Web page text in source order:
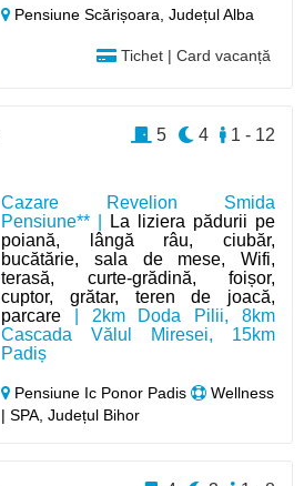
Pensiune Scărișoara,Județul Alba
Tichet | Card vacanță
Cazare Revelion Smida
Pensiune** |
La liziera pădurii pe
poiană, lângă râu, ciubăr,
bucătărie, sala de mese, Wifi,
terasă, curte-grădină, foișor,
cuptor, grătar, teren de joacă,
parcare | 2km Doda Pilii, 8km
Cascada Vălul Miresei, 15km
Padiș
Pensiune Ic Ponor Padis
Wellness
| SPA, Județul Bihor
1 - 12
4
5